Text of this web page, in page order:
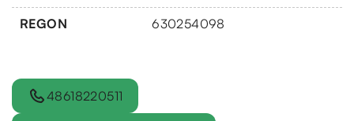
REGON 630254098
48618220511